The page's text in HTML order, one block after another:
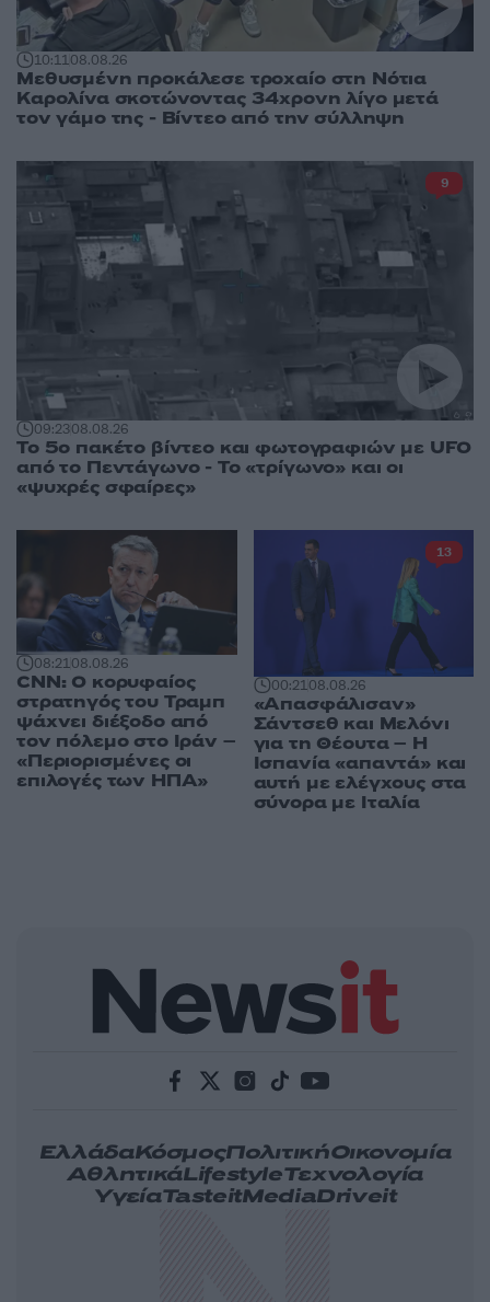
10:1108.08.26
Μεθυσμένη προκάλεσε τροχαίο στη Νότια
Καρολίνα σκοτώνοντας 34χρονη λίγο μετά
τον γάμο της - Βίντεο από την σύλληψη
09:2308.08.26
Το 5ο πακέτο βίντεο και φωτογραφιών με UFO
από το Πεντάγωνο - Το «τρίγωνο» και οι
«ψυχρές σφαίρες»
9
08:2108.08.26
CNN: Ο κορυφαίος
στρατηγός του Τραμπ
ψάχνει διέξοδο από
τον πόλεμο στο Ιράν –
«Περιορισμένες οι
επιλογές των ΗΠΑ»
00:2108.08.26
«Απασφάλισαν»
Σάντσεθ και Μελόνι
για τη Θέουτα – Η
Ισπανία «απαντά» και
αυτή με ελέγχους στα
σύνορα με Ιταλία
13
ΕλλάδαΚόσμοςΠολιτικήΟικονομία
ΑθλητικάLifestyleΤεχνολογία
ΥγείαTasteitMediaDriveit